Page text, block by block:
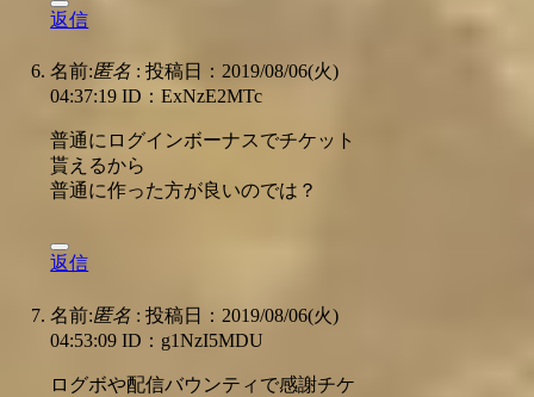
返信
名前:匿名 : 投稿日：2019/08/06(火)
04:37:19 ID：ExNzE2MTc
普通にログインボーナスでチケット
貰えるから
普通に作った方が良いのでは？
返信
名前:匿名 : 投稿日：2019/08/06(火)
04:53:09 ID：g1NzI5MDU
ログボや配信バウンティで感謝チケ